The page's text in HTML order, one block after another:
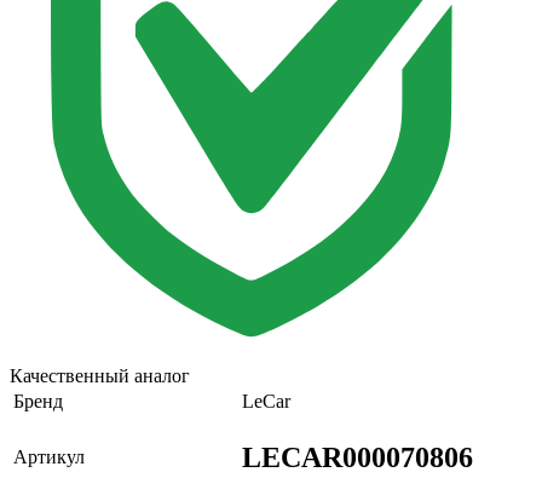
Качественный аналог
Бренд
LeCar
Артикул LECAR000070806